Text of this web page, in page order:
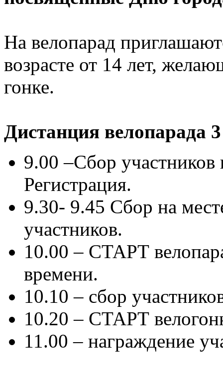
На велопарад
возрасте от 14 лет,
гонке.
Дистанция велопарада
9.00 –Сбор участников
Регистрация.
9.30- 9.45 Сбор на
участников.
10.00 – СТАРТ
времени.
10.10 – сбор
10.20 – СТАРТ
11.00 – награждение